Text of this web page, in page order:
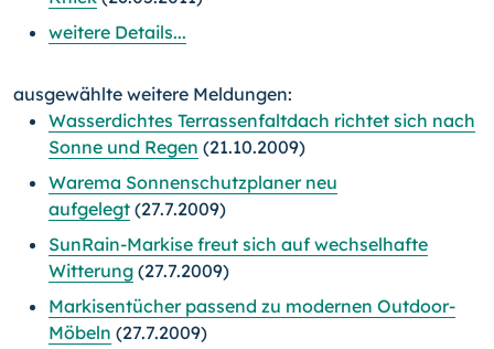
weitere Details...
ausgewählte weitere Meldungen:
Wasserdichtes Terrassenfaltdach richtet sich nach
Sonne und Regen (21.10.2009)
Warema Sonnenschutzplaner neu
aufgelegt (27.7.2009)
SunRain-Markise freut sich auf wechselhafte
Witterung (27.7.2009)
Markisentücher passend zu modernen Outdoor-
Möbeln (27.7.2009)